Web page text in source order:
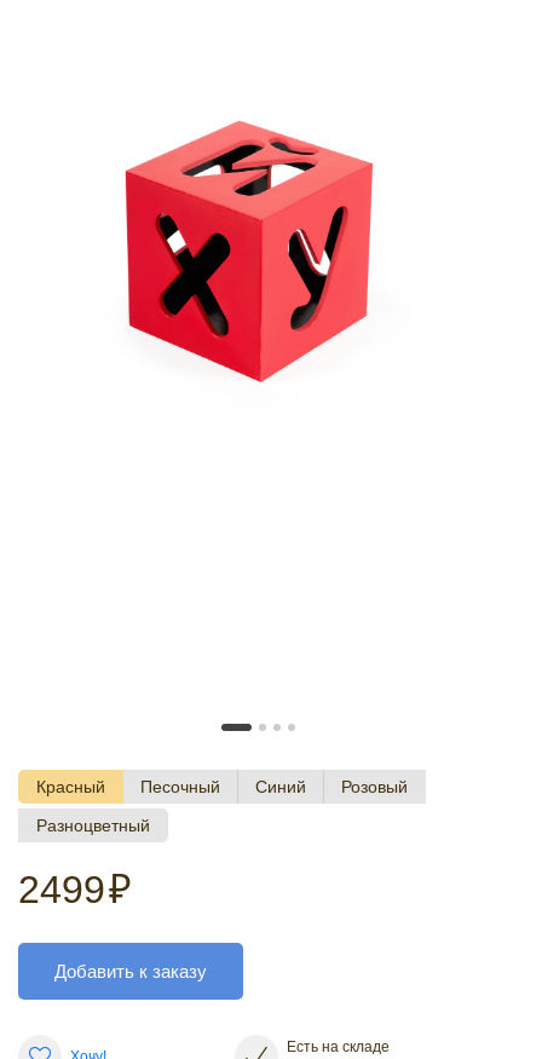
Красный Песочный Синий
Розовый
Разноцветный
2499₽
Добавить к заказу
Есть на складе